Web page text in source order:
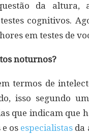
da altura,
cognitivos.
em testes de
noturnos?
termos de
isso segundo
que indicam que
os especialistas da